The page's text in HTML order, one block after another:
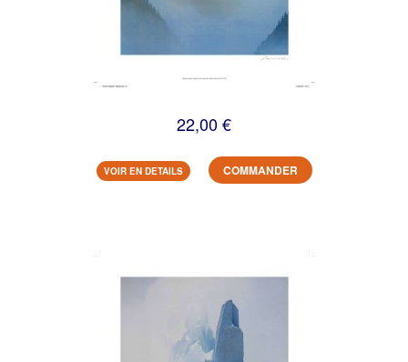
22,00 €
VOIR EN DETAILS COMMANDER